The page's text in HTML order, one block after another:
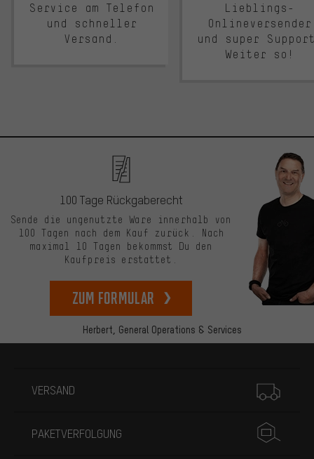
Service am Telefon
und schneller
Versand.
Lieblings-
Onlineversender
und super
Weiter so!
Herbert, General Operations & Services
100 Tage Rückgaberecht
Sende die ungenutzte Ware innerhalb von
100 Tagen nach dem Kauf zurück. Nach
maximal 10 Tagen bekommst Du den
Kaufpreis erstattet.
zum Formular
VERSAND
PAKETVERFOLGUNG